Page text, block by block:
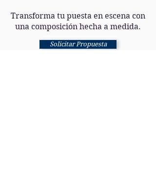
Transforma tu puesta en escena con
una composición hecha a medida.
Solicitar Propuesta